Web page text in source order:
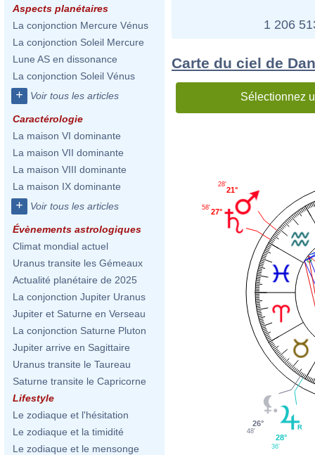
Aspects planétaires
La conjonction Mercure Vénus
La conjonction Soleil Mercure
Lune AS en dissonance
La conjonction Soleil Vénus
+ Voir tous les articles
Caractérologie
La maison VI dominante
La maison VII dominante
La maison VIII dominante
La maison IX dominante
+ Voir tous les articles
Évènements astrologiques
Climat mondial actuel
Uranus transite les Gémeaux
Actualité planétaire de 2025
La conjonction Jupiter Uranus
Jupiter et Saturne en Verseau
La conjonction Saturne Pluton
Jupiter arrive en Sagittaire
Uranus transite le Taureau
Saturne transite le Capricorne
Lifestyle
Le zodiaque et l'hésitation
Le zodiaque et la timidité
Le zodiaque et le mensonge
1 206
Carte du ciel de
Sélectionnez
21°
28'
27°
58'
26°
48'
28°
36'